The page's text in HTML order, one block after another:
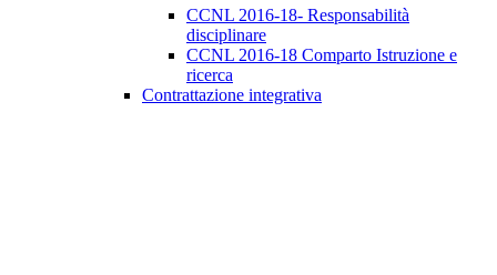
CCNL 2016-18- Responsabilità
disciplinare
CCNL 2016-18 Comparto Istruzione e
ricerca
Contrattazione integrativa